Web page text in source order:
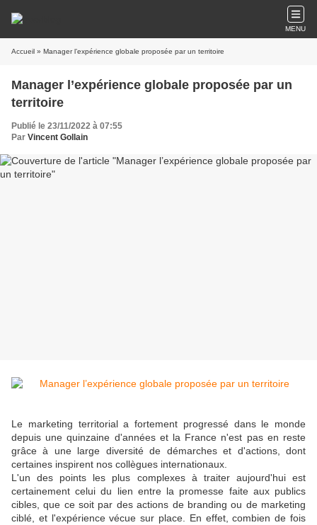
MENU
Accueil » Manager l’expérience globale proposée par un territoire
Manager l’expérience globale proposée par un
territoire
Publié le 23/11/2022 à 07:55
Par Vincent Gollain
Le marketing territorial a fortement progressé dans le monde
depuis une quinzaine d'années et la France n'est pas en reste
grâce à une large diversité de démarches et d'actions, dont
certaines inspirent nos collègues internationaux.
L'un des points les plus complexes à traiter aujourd'hui est
certainement celui du lien entre la promesse faite aux publics
cibles, que ce soit par des actions de branding ou de marketing
ciblé, et l'expérience vécue sur place. En effet, combien de fois